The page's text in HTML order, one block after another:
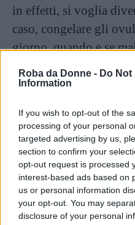
Roba da Donne - Do Not
Information
If you wish to opt-out of the
processing of your personal
targeted advertising by us,
section to confirm your
opt-out request is processed
interest-based ads based on
us or personal information
your opt-out. You may
disclosure of your personal
in effetti, si voglia
caso, congelare gli
giorno, quando e se
valida opzione anche
affrontano una
come untumore,
che possono influire
Infine, anche le